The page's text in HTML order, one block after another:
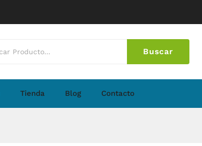
Buscar
No
Tienda Blog Contacto